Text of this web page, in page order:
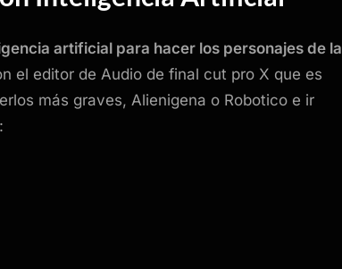
artificial para hacer los personajes de la
el editor de Audio de final cut pro X que es
más graves, Alienigena o Robotico e ir